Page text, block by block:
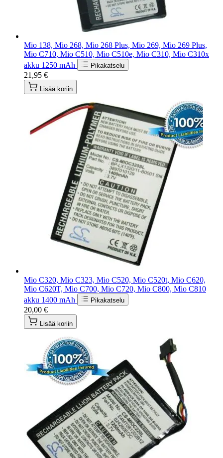
Mio 138, Mio 268, Mio 268 Plus, Mio 269, Mio 269 Plus,
Mio C710, Mio C510, Mio C510e, Mio C310, Mio C310x
akku 1250 mAh
Pikakatselu
21,95 €
Lisää koriin
Mio C320, Mio C323, Mio C520, Mio C520t, Mio C620,
Mio C620T, Mio C700, Mio C720, Mio C800, Mio C810
akku 1400 mAh
Pikakatselu
20,00 €
Lisää koriin